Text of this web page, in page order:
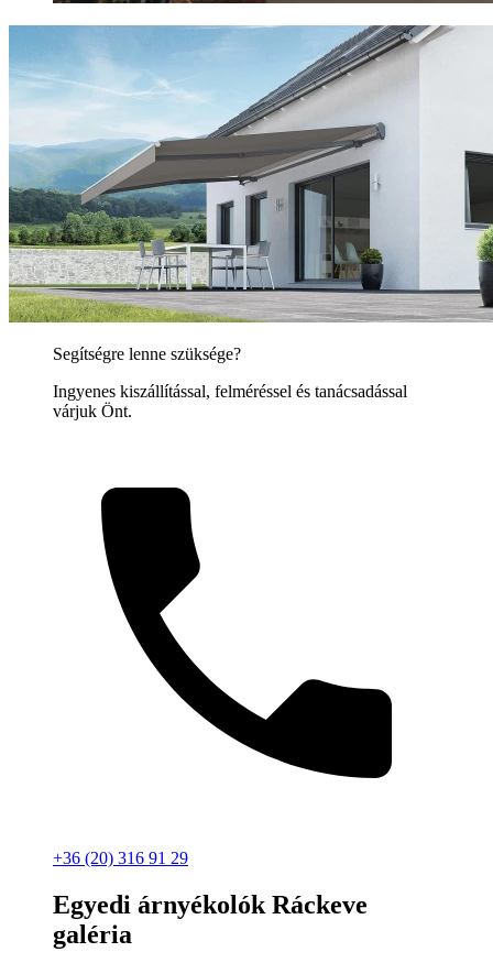
Segítségre lenne szüksége?
Ingyenes kiszállítással, felméréssel és tanácsadással
várjuk Önt.
+36 (20) 316 91 29
Egyedi árnyékolók Ráckeve
galéria